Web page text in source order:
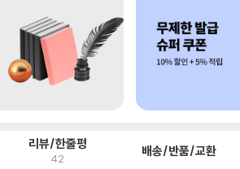
리뷰/한줄평
42 배송/반품/교환